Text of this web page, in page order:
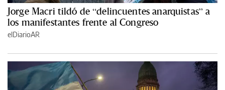
Jorge Macri tildó de “delincuentes anarquistas” a
los manifestantes frente al Congreso
elDiarioAR